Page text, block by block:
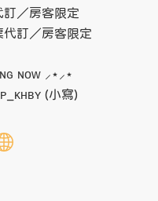
訂／房客限定
代訂／房客限定
ɴᴏᴡ ⸝⋆⸝⋆
(小寫)